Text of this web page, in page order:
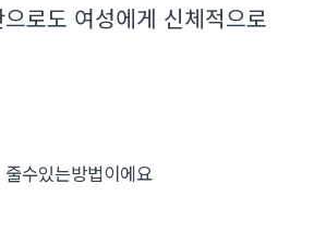
로도 여성에게 신체적으로
수있는방법이에요